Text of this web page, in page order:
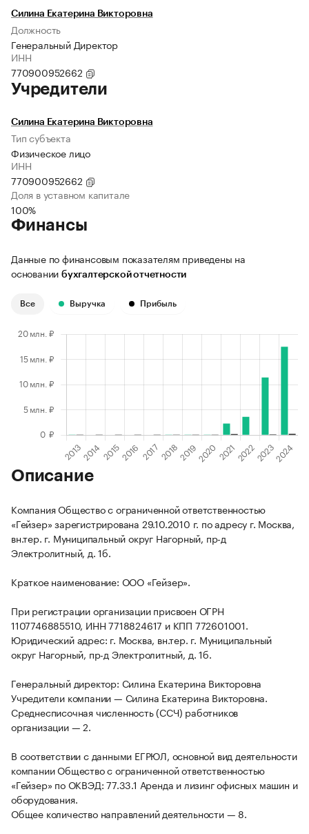
Силина Екатерина Викторовна
Должность
Генеральный Директор
ИНН
770900952662
Учредители
Силина Екатерина Викторовна
Тип субъекта
Физическое лицо
ИНН
770900952662
Доля в уставном капитале
100%
Финансы
Данные по финансовым показателям приведены на
основании бухгалтерской отчетности
Все Выручка Прибыль
Описание
Компания Общество с ограниченной ответственностью
«Гейзер» зарегистрирована 29.10.2010 г. по адресу г. Москва,
вн.тер. г. Муниципальный округ Нагорный, пр-д
Электролитный, д. 1б.
Краткое наименование: ООО «Гейзер».
При регистрации организации присвоен ОГРН
1107746885510, ИНН 7718824617 и КПП 772601001.
Юридический адрес: г. Москва, вн.тер. г. Муниципальный
округ Нагорный, пр-д Электролитный, д. 1б.
Генеральный директор: Силина Екатерина Викторовна
Учредители компании — Силина Екатерина Викторовна.
Среднесписочная численность (ССЧ) работников
организации — 2.
В соответствии с данными ЕГРЮЛ, основной вид деятельности
компании Общество с ограниченной ответственностью
«Гейзер» по ОКВЭД: 77.33.1 Аренда и лизинг офисных машин и
оборудования.
Общее количество направлений деятельности — 8.